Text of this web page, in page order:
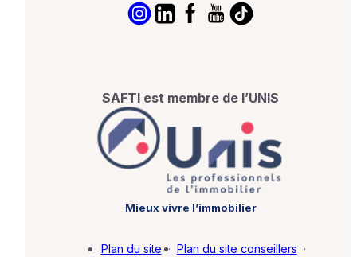
SAFTI est membre de l’UNIS
Mieux vivre l’immobilier
Plan du site · Plan du site conseillers ·